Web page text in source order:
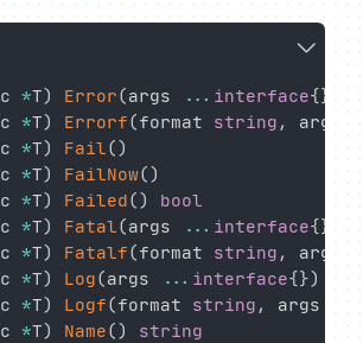
c *T) Error(args ... interface{}
c *T) Errorf(format string , args
c *T) Fail()
c *T) FailNow()
c *T) Failed()
bool
c *T) Fatal(args ... interface{}
c *T) Fatalf(format string , args
c *T) Log(args ... interface{})
c *T) Logf(format string , args
c *T) Name()
string